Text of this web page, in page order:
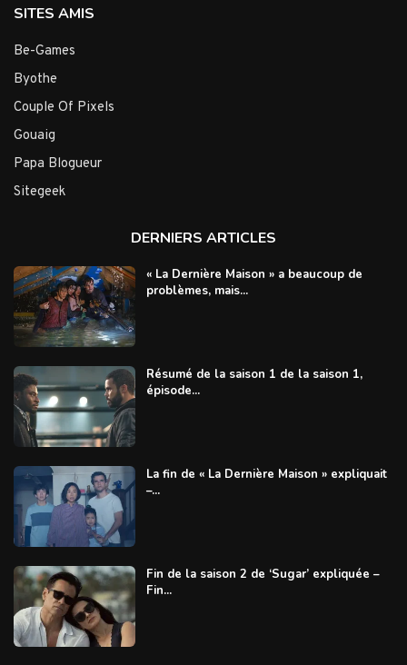
SITES AMIS
Be-Games
Byothe
Couple Of Pixels
Gouaig
Papa Blogueur
Sitegeek
DERNIERS ARTICLES
« La Dernière Maison » a beaucoup de
problèmes, mais...
Résumé de la saison 1 de la saison 1,
épisode...
La fin de « La Dernière Maison » expliquait
–...
Fin de la saison 2 de ‘Sugar’ expliquée –
Fin...